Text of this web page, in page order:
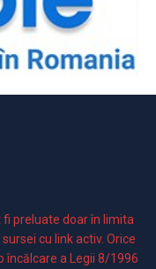
preluate doar în limita
cu link activ. Orice
încălcare a Legii 8/1996